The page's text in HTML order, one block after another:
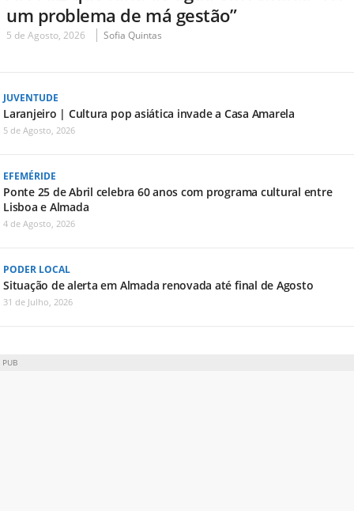
um problema de má gestão”
5 de Agosto, 2026 Sofia Quintas
JUVENTUDE
Laranjeiro | Cultura pop asiática invade a Casa Amarela
5 de Agosto, 2026
EFEMÉRIDE
Ponte 25 de Abril celebra 60 anos com programa cultural entre
Lisboa e Almada
4 de Agosto, 2026
PODER LOCAL
Situação de alerta em Almada renovada até final de Agosto
31 de Julho, 2026
PUB